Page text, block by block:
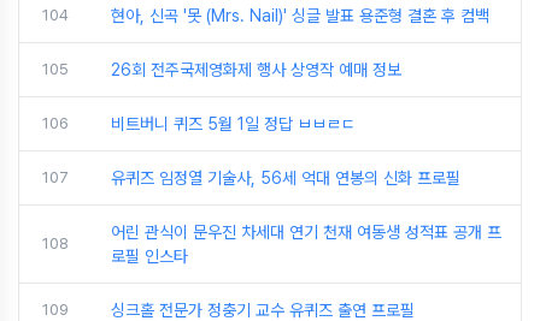
104 현아, 신곡 '못 (Mrs. Nail)' 싱글 발표 용준형 결혼 후 컴백
105 26회 전주국제영화제 행사 상영작 예매 정보
106 비트버니 퀴즈 5월 1일 정답 ㅂㅂㄹㄷ
107 유퀴즈 임정열 기술사, 56세 억대 연봉의 신화 프로필
108
어린 관식이 문우진 차세대 연기 천재 여동생 성적표 공개 프
로필 인스타
109 싱크홀 전문가 정충기 교수 유퀴즈 출연 프로필